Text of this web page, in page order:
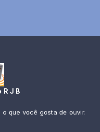
R J B
o que você gosta de ouvir.